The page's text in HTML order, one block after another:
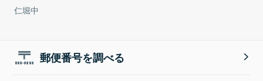
仁堀中
郵便番号を調べる